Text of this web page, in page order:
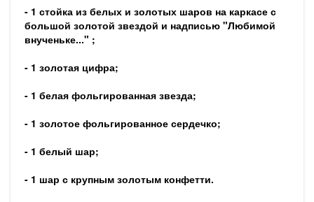
- 1 стойка из белых и золотых шаров на каркасе с
большой золотой звездой и надписью "Любимой
внученьке..." ;
- 1 золотая цифра;
- 1 белая фольгированная звезда;
- 1 золотое фольгированное сердечко;
- 1 белый шар;
- 1 шар с крупным золотым конфетти.